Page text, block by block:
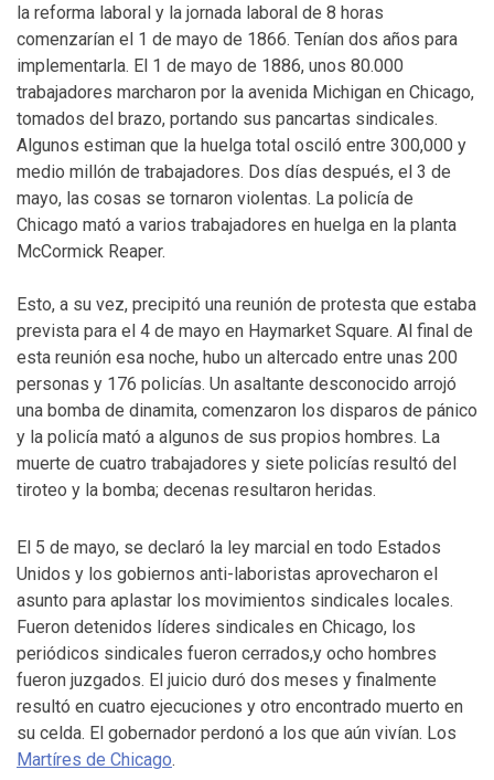
la reforma laboral y la jornada laboral de 8 horas
comenzarían el 1 de mayo de 1866. Tenían dos años para
implementarla. El 1 de mayo de 1886, unos 80.000
trabajadores marcharon por la avenida Michigan en Chicago,
tomados del brazo, portando sus pancartas sindicales.
Algunos estiman que la huelga total osciló entre 300,000 y
medio millón de trabajadores. Dos días después, el 3 de
mayo, las cosas se tornaron violentas. La policía de
Chicago mató a varios trabajadores en huelga en la planta
McCormick Reaper.
Esto, a su vez, precipitó una reunión de protesta que estaba
prevista para el 4 de mayo en Haymarket Square. Al final de
esta reunión esa noche, hubo un altercado entre unas 200
personas y 176 policías. Un asaltante desconocido arrojó
una bomba de dinamita, comenzaron los disparos de pánico
y la policía mató a algunos de sus propios hombres. La
muerte de cuatro trabajadores y siete policías resultó del
tiroteo y la bomba; decenas resultaron heridas.
El 5 de mayo, se declaró la ley marcial en todo Estados
Unidos y los gobiernos anti-laboristas aprovecharon el
asunto para aplastar los movimientos sindicales locales.
Fueron detenidos líderes sindicales en Chicago, los
periódicos sindicales fueron cerrados,y ocho hombres
fueron juzgados. El juicio duró dos meses y finalmente
resultó en cuatro ejecuciones y otro encontrado muerto en
su celda. El gobernador perdonó a los que aún vivían. Los
Martíres de Chicago.